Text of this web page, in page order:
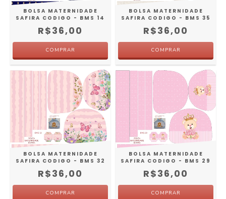
BOLSA MATERNIDADE
SAFIRA CODIGO - BMS 14
R$36,00
BOLSA MATERNIDADE
SAFIRA CODIGO - BMS 35
R$36,00
BOLSA MATERNIDADE
SAFIRA CODIGO - BMS 32
R$36,00
BOLSA MATERNIDADE
SAFIRA CODIGO - BMS 29
R$36,00